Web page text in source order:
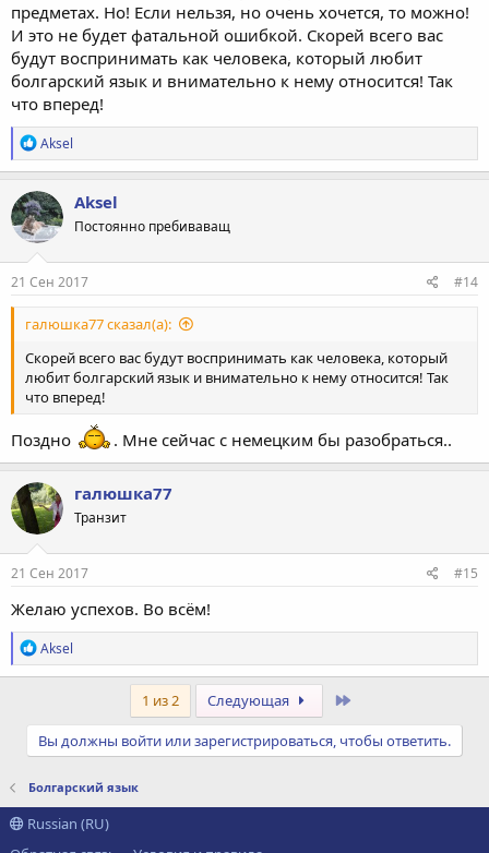
предметах. Но! Если нельзя, но очень хочется, то можно!
И это не будет фатальной ошибкой. Скорей всего вас
будут воспринимать как человека, который любит
болгарский язык и внимательно к нему относится! Так
что вперед!
Р
е
а
к
ц
и
и
:
Aksel
Aksel
Постоянно пребиваващ
21 Сен 2017 #14
галюшка77 сказал(а):
Скорей всего вас будут воспринимать как человека, который
любит болгарский язык и внимательно к нему относится! Так
что вперед!
Поздно . Мне сейчас с немецким бы разобраться..
галюшка77
Транзит
21 Сен 2017 #15
Желаю успехов. Во всём!
Р
е
а
и
и
Aksel
1 из 2 Следующая
Вы должны войти или зарегистрироваться, чтобы ответить.
Болгарский язык
Russian (RU)